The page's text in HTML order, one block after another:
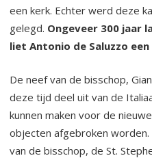
een kerk. Echter werd deze
gelegd. Ongeveer 300 jaar
liet Antonio de Saluzzo
De neef van de bisschop,
deze tijd deel uit van de
kunnen maken voor de
objecten afgebroken
van de bisschop, de St.